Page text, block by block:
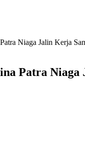
Niaga Jalin Kerja
Patra